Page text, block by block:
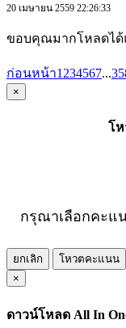
20 เมษายน 2559 22:26:33
ขอบคุณมากโหลดได้
ก่อนหน้า1 234567...
×
โ
กรุณาเลือกคะแ
ยกเลิก
โหวตคะแนน
×
ดาวน์โหลด All In